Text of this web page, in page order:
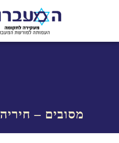
מסובים – חיריה